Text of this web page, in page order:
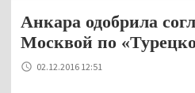
Анкара одобрила
Москвой по
02.12.2016 12:51